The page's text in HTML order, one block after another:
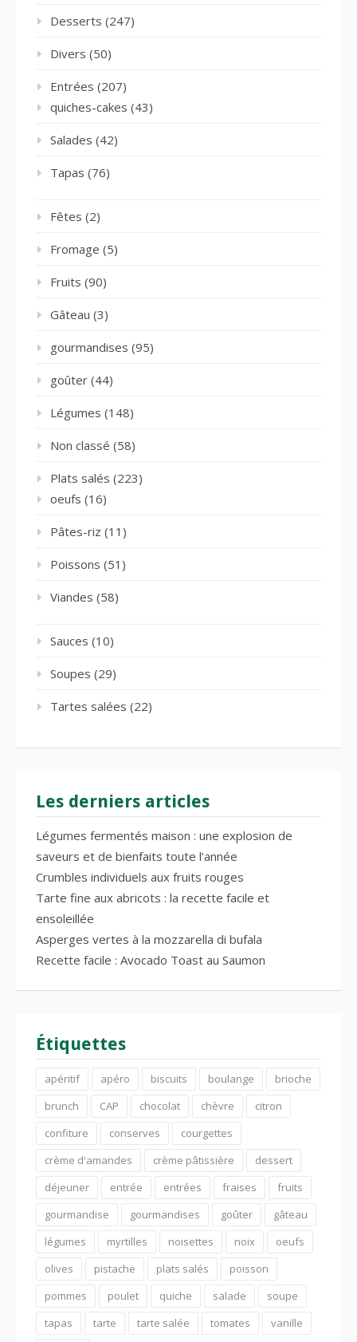
Desserts (247)
Divers (50)
Entrées (207)
quiches-cakes (43)
Salades (42)
Tapas (76)
Fêtes (2)
Fromage (5)
Fruits (90)
Gâteau (3)
gourmandises (95)
goûter (44)
Légumes (148)
Non classé (58)
Plats salés (223)
oeufs (16)
Pâtes-riz (11)
Poissons (51)
Viandes (58)
Sauces (10)
Soupes (29)
Tartes salées (22)
Les derniers articles
Légumes fermentés maison : une explosion de
saveurs et de bienfaits toute l’année
Crumbles individuels aux fruits rouges
Tarte fine aux abricots : la recette facile et
ensoleillée
Asperges vertes à la mozzarella di bufala
Recette facile : Avocado Toast au Saumon
Étiquettes
apéritif apéro biscuits boulange
brioche
brunch
CAP chocolat chèvre
citron
confiture
conserves
courgettes
crème d'amandes
crème pâtissière
dessert
déjeuner
entrée entrées fraises
fruits
gourmandise
gourmandises goûter
gâteau
légumes
myrtilles noisettes noix
oeufs
olives
pistache plats salés
poisson
pommes
poulet quiche salade
soupe
tapas
tarte tarte salée tomates vanille